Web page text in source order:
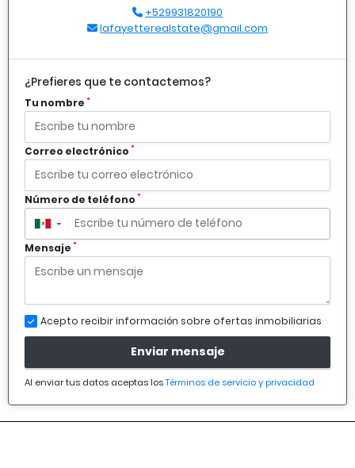
+529931820190
lafayetterealstate@gmail.com
¿Prefieres que te contactemos?
Tu nombre *
Correo electrónico *
Número de teléfono *
▼
Mensaje *
Acepto recibir información sobre ofertas inmobiliarias
Enviar mensaje
Al enviar tus datos aceptas losTérminos de servicio y privacidad